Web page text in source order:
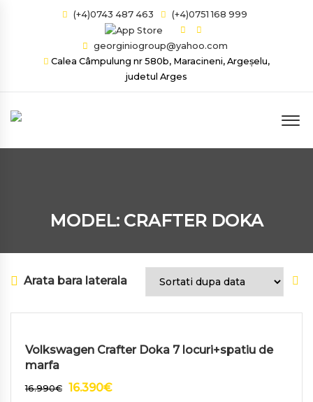
(+4)0743 487 463 (+4)0751 168 999
georginiogroup@yahoo.com
Calea Câmpulung nr 580b, Maracineni, Argeșelu,
judetul Arges
MODEL: CRAFTER DOKA
Arata bara laterala
Volkswagen Crafter Doka 7 locuri+spatiu de
marfa
16.990€ 16.390€